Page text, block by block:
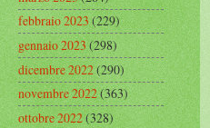
febbraio 2023(229)
gennaio 2023(298)
dicembre 2022(290)
novembre 2022(363)
ottobre 2022(328)